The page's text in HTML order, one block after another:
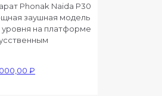
Phonak Naida P30
заушная модель
уровня на платформе
₽